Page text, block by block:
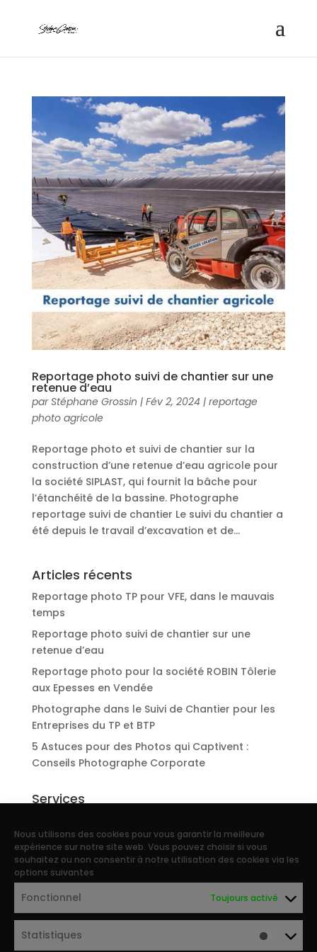
Nous utilisons des cookies pour vous garantir la meilleure
expérience sur notre site web. Vous pouvez choisir si vous
souhaitez ou non consentir à notre utilisation des cookies via les
options suivantes
Fonctionnel Toujours activé
Statistiques
Reportage photo suivi de chantier sur une
retenue d’eau
parStéphane Grossin | Fév 2, 2024| reportage
photo agricole
Reportage photo et suivi de chantier sur la
construction d’une retenue d’eau agricole pour
la société SIPLAST, qui fournit la bâche pour
l’étanchéité de la bassine. Photographe
reportage suivi de chantier Le suivi du chantier a
été depuis le travail d’excavation et de...
Articles récents
Reportage photo TP pour VFE, dans le mauvais
temps
Reportage photo suivi de chantier sur une
retenue d’eau
Reportage photo pour la société ROBIN Tôlerie
aux Epesses en Vendée
Photographe dans le Suivi de Chantier pour les
Entreprises du TP et BTP
5 Astuces pour des Photos qui Captivent :
Conseils Photographe Corporate
Services
Portraits photo de collaborateurs
Reportage photo industriel
Photographe Patrimoine, architecture et
immobilier
Photographe agricole et agriculture
Photographe drone